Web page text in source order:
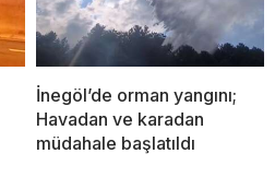
İnegöl’de orman yangını;
Havadan ve karadan
müdahale başlatıldı